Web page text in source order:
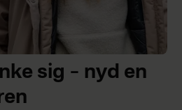
sig – nyd en